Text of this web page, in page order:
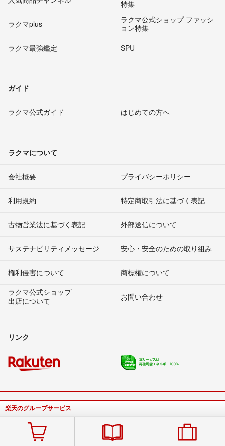
特集
ラクマplus
ラクマ公式ショップ ファッシ
ョン特集
ラクマ最強鑑定
SPU
ガイド
ラクマ公式ガイド はじめての方へ
ラクマについて
会社概要 プライバシーポリシー
利用規約 特定商取引法に基づく表記
古物営業法に基づく表記 外部送信について
サステナビリティメッセージ 安心・安全のための取り組み
権利侵害について
商標権について
ラクマ公式ショップ
出店について
お問い合わせ
リンク
楽天のグループサービス